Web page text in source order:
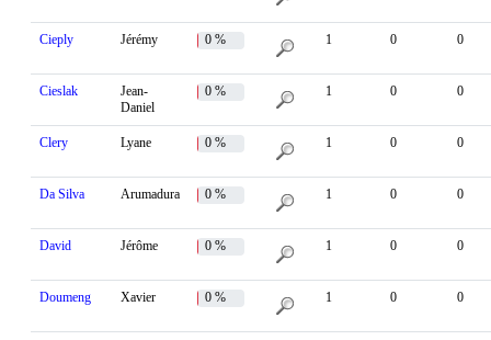
Cieply Jérémy 0 % 1 0 0
Cieslak
Jean-
Daniel
0 % 1 0 0
Clery Lyane 0 % 1 0 0
Da Silva Arumadura 0 % 1 0 0
David Jérôme 0 % 1 0 0
Doumeng Xavier 0 % 1 0 0